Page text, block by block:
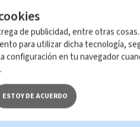
su reproducción no
de publicidad, entre otras cosas.
para utilizar dicha tecnología,
configuración en tu navegador
ESTOY DE ACUERDO